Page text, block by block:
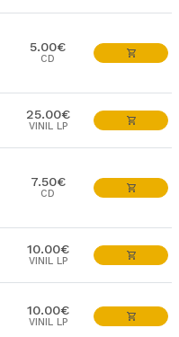
5.00€
CD
25.00€
VINIL LP
7.50€
CD
10.00€
VINIL LP
10.00€
VINIL LP